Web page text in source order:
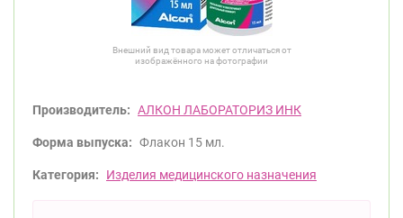
Внешний вид товара может отличаться от
изображённого на фотографии
Производитель: АЛКОН ЛАБОРАТОРИЗ ИНК
Форма выпуска: Флакон 15 мл.
Категория: Изделия медицинского назначения